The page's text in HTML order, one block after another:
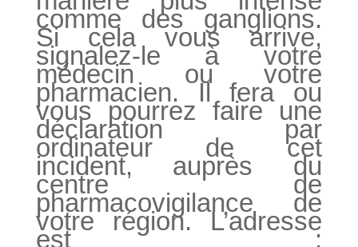
comme des ganglions.
Si cela vous arrive,
signalez-le à votre
médecin ou votre
pharmacien. Il fera ou
vous pourrez faire une
déclaration par
ordinateur de cet
incident, auprès du
centre de
pharmacovigilance de
votre région. L’adresse
est :